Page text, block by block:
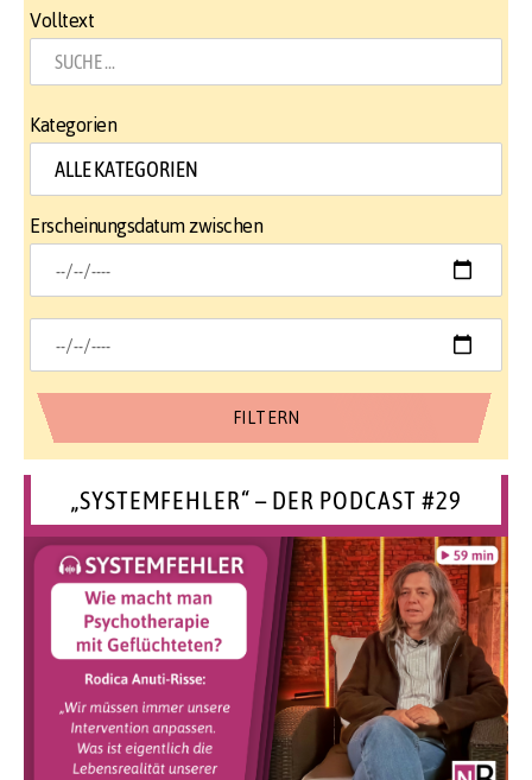
Volltext
Kategorien
Erscheinungsdatum zwischen
„SYSTEMFEHLER“ – DER PODCAST #29